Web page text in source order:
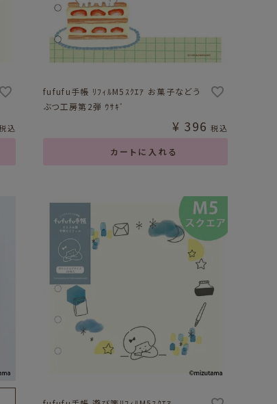
込
fufufu手帳 ﾘﾌｨﾙM5ｽｸｴｱ お菓子などう
ぶつ工房第2弾 ｳｻｷﾞ
カートに入れる
¥ 396 税込